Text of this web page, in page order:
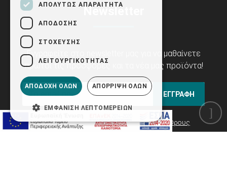
Newsletter
Εγγραφείτε στο newsletter μας για να μαθαίνετε
πρώτοι τις προσφορές και τα νέα μας προϊόντα!
ΕΓΓΡΑΦΗ
Έχω ενημερωθεί και συμφωνώ με τουςΌρους
καθώς και με την σύμβαση
ΑΠΟΛΎΤΩΣ ΑΠΑΡΑΊΤΗΤΑ
ΑΠΌΔΟΣΗΣ
ΣΤΌΧΕΥΣΗΣ
ΛΕΙΤΟΥΡΓΙΚΌΤΗΤΑΣ
ΑΠΟΔΟΧΉ ΌΛΩΝ ΑΠΌΡΡΙΨΗ ΌΛΩΝ
ΕΜΦΆΝΙΣΗ ΛΕΠΤΟΜΕΡΕΙΏΝ